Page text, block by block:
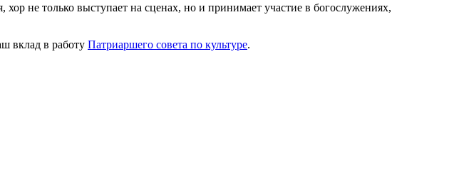
не только выступает на сценах, но и принимает участие в богослужениях,
вклад в работу Патриаршего совета по культуре.